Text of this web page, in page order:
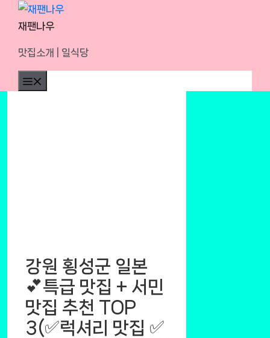
Skip
재팬나우
맛집소개 | 일식당
강원 횡성군 일본
💕특급 맛집 + 서민
맛집 추천 TOP
3(✅럭셔리 맛집 ✅